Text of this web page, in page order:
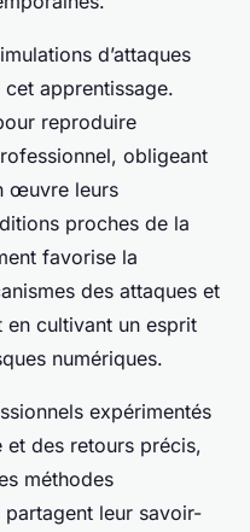
d’attaques
apprentissage.
reproduire
obligeant
œuvre leurs
proches de la
favorise la
des attaques et
cultivant un esprit
numériques.
expérimentés
et des retours précis,
méthodes
partagent leur savoir-